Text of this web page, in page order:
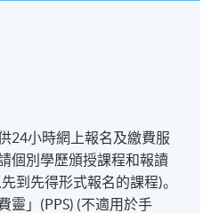
24小時網上報名及繳費服
個別學歷頒授課程和報讀
到先得形式報名的課程)。
靈」(PPS) (不適用於手